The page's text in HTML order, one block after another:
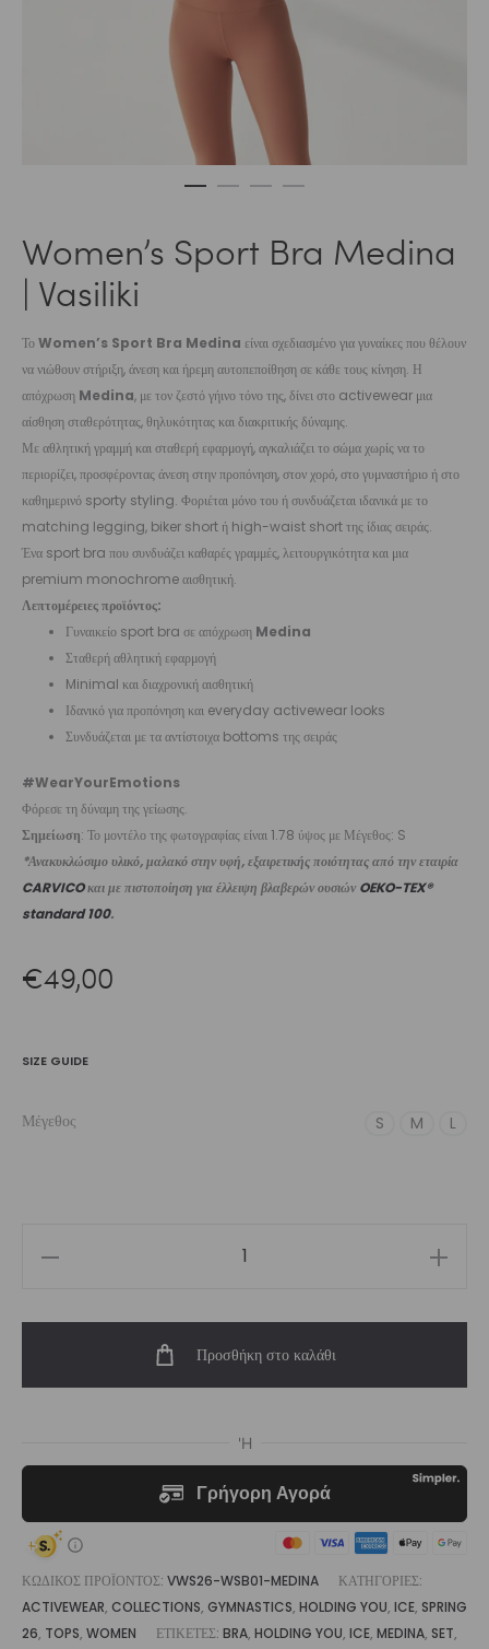
Women’s Sport Bra Medina
| Vasiliki
ΤοWomen’s Sport Bra Medina είναι σχεδιασμένο για γυναίκες που θέλουν
να νιώθουν στήριξη, άνεση και ήρεμη αυτοπεποίθηση σε κάθε τους κίνηση. Η
απόχρωση Medina, με τον ζεστό γήινο τόνο της, δίνει στο activewear μια
αίσθηση σταθερότητας, θηλυκότητας και διακριτικής δύναμης.
Με αθλητική γραμμή και σταθερή εφαρμογή, αγκαλιάζει το σώμα χωρίς να το
περιορίζει, προσφέροντας άνεση στην προπόνηση, στον χορό, στο γυμναστήριο ή στο
καθημερινό sporty styling. Φοριέται μόνο του ή συνδυάζεται ιδανικά με το
matching legging, biker short ή high-waist short της ίδιας σειράς.
Ένα sport bra που συνδυάζει καθαρές γραμμές, λειτουργικότητα και μια
premium monochrome αισθητική.
Λεπτομέρειες προϊόντος:
Γυναικείο sport bra σε απόχρωση Medina
Σταθερή αθλητική εφαρμογή
Minimal και διαχρονική αισθητική
Ιδανικό για προπόνηση και everyday activewear looks
Συνδυάζεται με τα αντίστοιχα bottoms της σειράς
#WearYourEmotions
Φόρεσε τη δύναμη της γείωσης.
Σημείωση: Το μοντέλο της φωτογραφίας είναι 1.78 ύψος με Μέγεθος: S
*Ανακυκλώσιμο υλικό, μαλακό στην υφή, εξαιρετικής ποιότητας από την εταιρία
CARVICOκαι με πιστοποίηση για έλλειψη βλαβερών ουσιών OEKO-TEX®
standard 100.
€49,00
SIZE GUIDE
Μέγεθος S M L
|
Προσθήκη στο καλάθι
ΚΩΔΙΚΌΣ ΠΡΟΪΌΝΤΟΣ: VWS26-WSB01-MEDINA
ΚΑΤΗΓΟΡΊΕΣ:
ACTIVEWEAR, COLLECTIONS, GYMNASTICS, HOLDING YOU, ICE, SPRING
26, TOPS, WOMEN ΕΤΙΚΈΤΕΣ: BRA, HOLDING YOU, ICE, MEDINA, SET,